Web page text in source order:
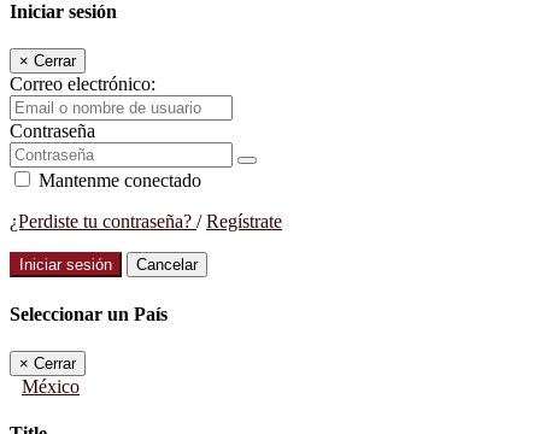
Iniciar sesión
× Cerrar
Correo electrónico:
Contraseña
Mantenme conectado
¿Perdiste tu contraseña? /Regístrate
Iniciar sesión Cancelar
Seleccionar un País
× Cerrar
México